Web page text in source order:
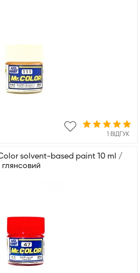
1 ВІДГУК
solvent-based paint 10 ml /